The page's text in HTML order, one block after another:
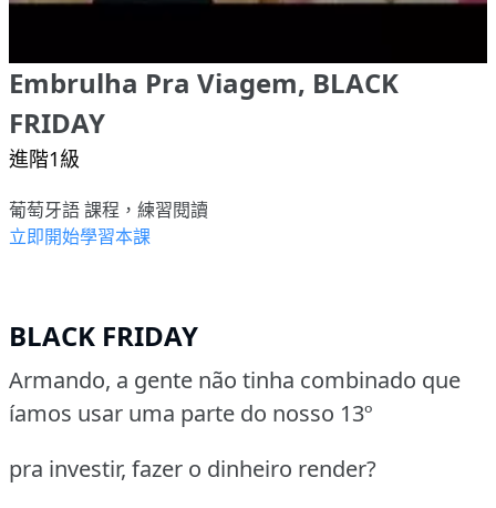
Embrulha Pra Viagem, BLACK
FRIDAY
進階1級
葡萄牙語 課程，練習閱讀
立即開始學習本課
BLACK FRIDAY
Armando, a gente não tinha combinado que
íamos usar uma parte do nosso 13º
pra investir, fazer o dinheiro render?